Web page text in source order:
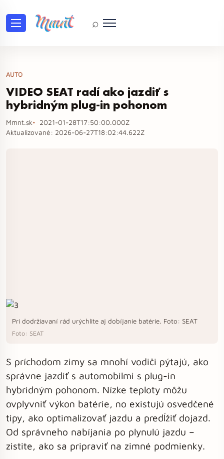
⌕
AUTO
VIDEO SEAT radí ako jazdiť s
hybridným plug-in pohonom
Mmnt.sk
2021-01-28T17:50:00.000Z
Aktualizované: 2026-06-27T18:02:44.622Z
Pri dodržiavaní rád urýchlite aj dobíjanie batérie. Foto: SEAT
Foto: SEAT
S príchodom zimy sa mnohí vodiči pýtajú, ako
správne jazdiť s automobilmi s plug-in
hybridným pohonom. Nízke teploty môžu
ovplyvniť výkon batérie, no existujú osvedčené
tipy, ako optimalizovať jazdu a predĺžiť dojazd.
Od správneho nabíjania po plynulú jazdu –
zistite, ako sa pripraviť na zimné podmienky.